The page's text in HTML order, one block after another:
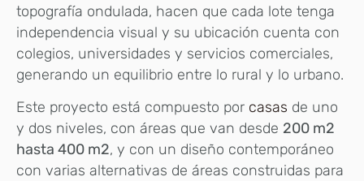
topografía ondulada, hacen que cada lote tenga
independencia visual y su ubicación cuenta con
colegios, universidades y servicios comerciales,
generando un equilibrio entre lo rural y lo urbano.
Este proyecto está compuesto por casas de uno
y dos niveles, con áreas que van desde 200 m2
hasta 400 m2, y con un diseño contemporáneo
con varias alternativas de áreas construidas para